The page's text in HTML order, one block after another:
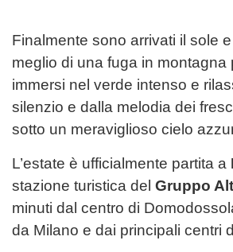
Finalmente sono arrivati il sole
meglio di una fuga in montagna
immersi nel verde intenso e
silenzio e dalla melodia dei
sotto un meraviglioso cielo
L’estate è ufficialmente partita a
stazione turistica del Gruppo
minuti dal centro di
da Milano e dai principali centri